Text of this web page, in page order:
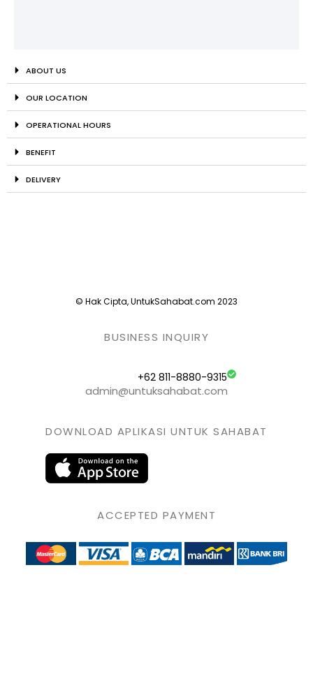
ABOUT US
OUR LOCATION
OPERATIONAL HOURS
BENEFIT
DELIVERY
© Hak Cipta, UntukSahabat.com 2023
BUSINESS INQUIRY
+62 811-8880-9315
admin@untuksahabat.com
DOWNLOAD APLIKASI UNTUK SAHABAT
ACCEPTED PAYMENT